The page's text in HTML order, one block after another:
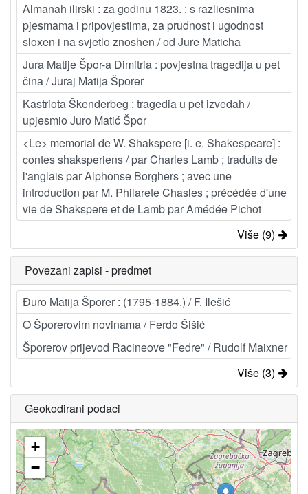
Almanah ilirski : za godinu 1823. : s razliesnima
pjesmama i pripovjestima, za prudnost i ugodnost
sloxen i na svjetlo znoshen / od Jure Maticha
Jura Matije Špor-a Dimitria : povjestna tragedija u pet
čina / Juraj Matija Šporer
Kastriota Škenderbeg : tragedia u pet izvedah /
upjesmio Juro Matić Špor
<Le> memorial de W. Shakspere [i. e. Shakespeare] :
contes shaksperiens / par Charles Lamb ; traduits de
l'anglais par Alphonse Borghers ; avec une
introduction par M. Philarete Chasles ; précédée d'une
vie de Shakspere et de Lamb par Amédée Pichot
Više (9)
Povezani zapisi - predmet
Đuro Matija Šporer : (1795-1884.) / F. Ilešić
O Šporerovim novinama / Ferdo Šišić
Šporerov prijevod Racineove "Fedre" / Rudolf Maixner
Više (3)
Geokodirani podaci
+
−